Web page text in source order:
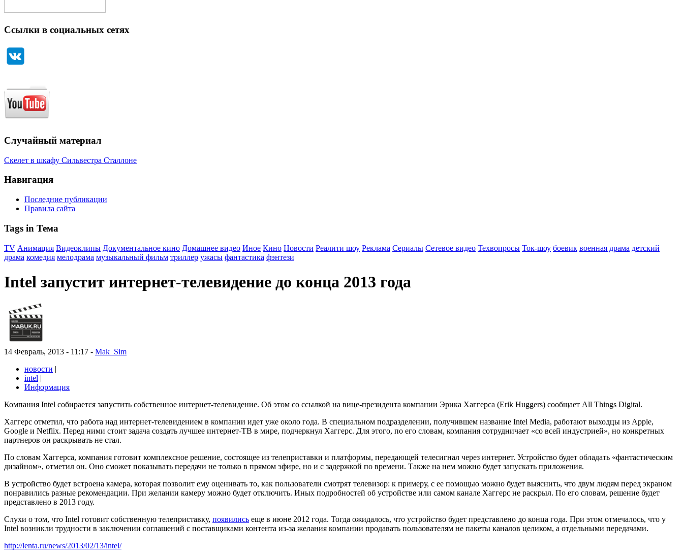
Ссылки в социальных сетях
Случайный материал
Скелет в шкафу Сильвестра Сталлоне
Навигация
Последние публикации
Правила сайта
Tags in Тема
TV Анимация Видеоклипы Документальное кино Домашнее видео Иное Кино Новости Реалити шоу Реклама Сериалы Сетевое видео Техвопросы Ток-шоу боевик военная драма детский
драма комедия мелодрама музыкальный фильм триллер ужасы фантастика фэнтези
Intel запустит интернет-телевидение до конца 2013 года
14 Февраль, 2013 - 11:17 - Mak_Sim
новости |
intel |
Информация
Компания Intel собирается запустить собственное интернет-телевидение. Об этом со ссылкой на вице-президента компании Эрика Хаггерса (Erik Huggers) сообщает All Things Digital.
Хаггерс отметил, что работа над интернет-телевидением в компании идет уже около года. В специальном подразделении, получившем название Intel Media, работают выходцы из Apple,
Google и Netflix. Перед ними стоит задача создать лучшее интернет-ТВ в мире, подчеркнул Хаггерс. Для этого, по его словам, компания сотрудничает «со всей индустрией», но конкретных
партнеров он раскрывать не стал.
По словам Хаггерса, компания готовит комплексное решение, состоящее из телеприставки и платформы, передающей телесигнал через интернет. Устройство будет обладать «фантастическим
дизайном», отметил он. Оно сможет показывать передачи не только в прямом эфире, но и с задержкой по времени. Также на нем можно будет запускать приложения.
В устройство будет встроена камера, которая позволит ему оценивать то, как пользователи смотрят телевизор: к примеру, с ее помощью можно будет выяснить, что двум людям перед экраном
понравились разные рекомендации. При желании камеру можно будет отключить. Иных подробностей об устройстве или самом канале Хаггерс не раскрыл. По его словам, решение будет
представлено в 2013 году.
Слухи о том, что Intel готовит собственную телеприставку, появились еще в июне 2012 года. Тогда ожидалось, что устройство будет представлено до конца года. При этом отмечалось, что у
Intel возникли трудности в заключении соглашений с поставщиками контента из-за желания компании продавать пользователям не пакеты каналов целиком, а отдельными передачами.
http://lenta.ru/news/2013/02/13/intel/